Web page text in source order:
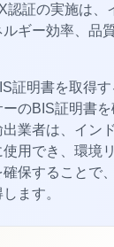
認証の実施は、
ギー効率、品
証明書を取得
のBIS証明書
業者は、イン
用でき、環境
保することで
ます。
トナムBISライセ